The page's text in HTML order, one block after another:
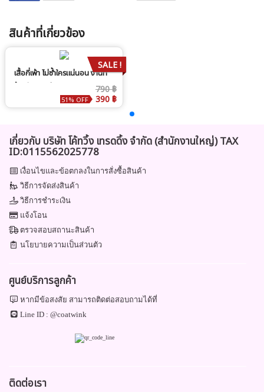
สินค้าที่เกี่ยวข้อง
เสื้อกี่เพ้า ไม่ซ้ำใครแน่นอน งานที่
ร้านตัดเอง สีขาว
790 ฿
390 ฿
51% OFF
SALE !
เกี่ยวกับ บริษัท โค้ทวิ้ง เทรดดิ้ง จำกัด (สำนักงานใหญ่) TAX
ID:0115562025778
เงื่อนไขและข้อตกลงในการสั่งซื้อสินค้า
วิธีการจัดส่งสินค้า
วิธีการชำระเงิน
แจ้งโอน
ตรวจสอบสถานะสินค้า
นโยบายความเป็นส่วนตัว
ศูนย์บริการลูกค้า
หากมีข้อสงสัย สามารถติดต่อสอบถามได้ที่
Line ID :@coatwink
ติดต่อเรา